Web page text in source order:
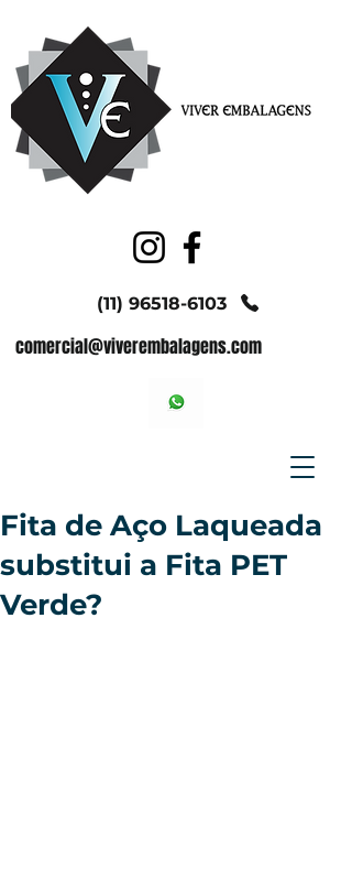
(11) 96518-6103
comercial@viverembalagens.com
Fita de Aço Laqueada
substitui a Fita PET
Verde?